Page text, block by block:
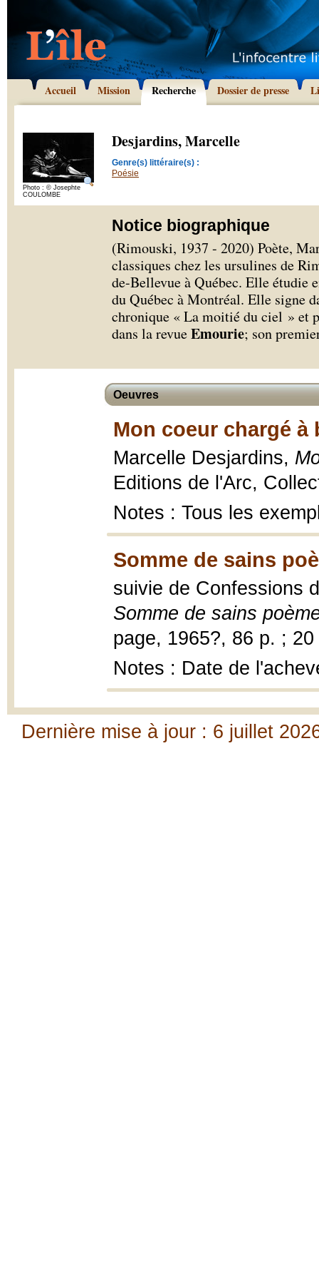
Accueil Mission Recherche Dossier de presse
Photo : © Josephte
COULOMBE
Desjardins, Marcelle
Genre(s) littéraire(s) :
Poésie
Notice biographique
(Rimouski, 1937 - 2020) Poète,
classiques chez les ursulines de
de-Bellevue à Québec. Elle étudie
du Québec à Montréal. Elle signe
chronique « La moitié du ciel » et
dans la revueEmourie; son
Oeuvres
Mon coeur chargé à
Marcelle Desjardins,
Editions de l'Arc,
Notes : Tous les
Somme de sains
suivie de Confessions
Somme de sains
page, 1965?, 86 p. ; 20
Notes : Date de
Dernière mise à jour : 6 juillet